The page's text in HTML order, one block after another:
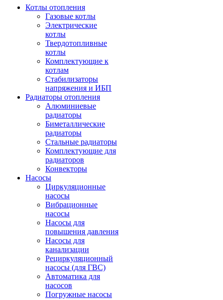
Котлы отопления
Газовые котлы
Электрические
котлы
Твердотопливные
котлы
Комплектующие к
котлам
Стабилизаторы
напряжения и ИБП
Радиаторы отопления
Алюминиевые
радиаторы
Биметаллические
радиаторы
Стальные радиаторы
Комплектующие для
радиаторов
Конвекторы
Насосы
Циркуляционные
насосы
Вибрационные
насосы
Насосы для
повышения давления
Насосы для
канализации
Рециркуляционный
насосы (для ГВС)
Автоматика для
насосов
Погружные насосы